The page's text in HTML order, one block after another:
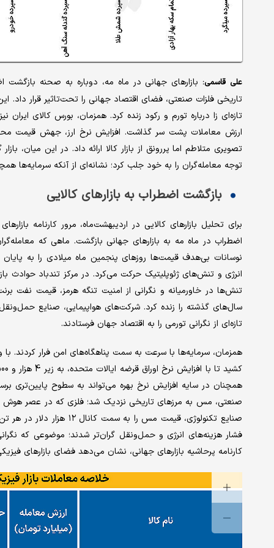
علی قاسمی: بازارهای جهانی در ماه مه، دوباره به صحنه
تاریخی فلزات صنعتی، فضای اقتصاد جهانی را تحت‌تاثیر قرار داد.
تازه‌ای زا درباره تورم و رکود زنده کرد. همزمان، بورس کالای
ارزش معاملات پشت سر گذاشت. افزایش نرخ ارز، جهش قیمت
تصویری متلاطم اما پررونق از بازار کالا ارائه داد. در این میان،
توجه معامله‌گران را به خود جلب کرد؛ نشانه‌ای از آنکه
بازگشت اضطراب به بازارهای کالایی
برای تحلیل بازارهای کالایی در اردیبهشت‌ماه، مرور کارنامه
اضطراب در ماه مه به بازارهای جهانی بازگشت. ماهی که
نوسانات بی‌هدف قیمت‌ها روزهای پنجمین ماه میلادی را به پایان
انرژی و تنش‌های ژئوپلیتیک حرکت می‌کرد. در مرکز تندباد حوادث
سال‌های گذشته را زنده کرد. شرکت‌های هواپیمایی، صنایع
تازه‌ای از نگرانی تورمی را به اقتصاد جهان فرستادند.
همچنان در سایه افزایش نرخ بهره می‌تواند به سطوح پایین‌تری
صنعتی، مس به مرزهای تاریخی نزدیک شد؛ فلزی که در عصر
صنایع تکنولوژی، قیمت
فشار هزینه‌های انرژی و حمل‌ونقل گران‌تر شدند؛ موضوعی که نگرانی
کارنامه پرحاشیه بازارهای جهانی، نشان می‌دهد فضای بازارهای